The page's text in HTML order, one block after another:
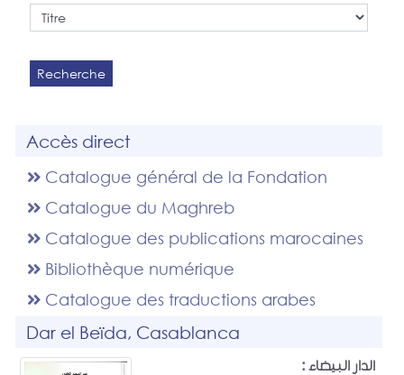
Recherche
Accès direct
Catalogue général de la Fondation
Catalogue du Maghreb
Catalogue des publications marocaines
Bibliothèque numérique
Catalogue des traductions arabes
Dar el Beïda, Casablanca
الدار البيضاء :